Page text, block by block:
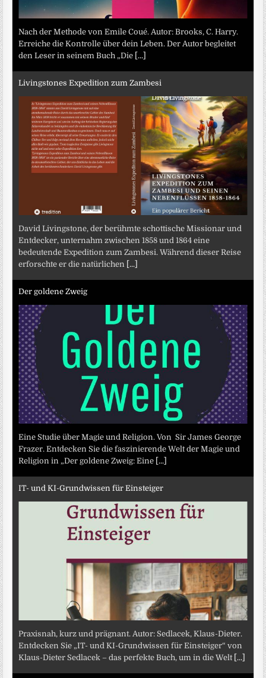
Nach der Methode von Emile Coué. Autor: Brooks, C. Harry.
Erreiche die Kontrolle über dein Leben. Der Autor begleitet
den Leser in seinem Buch „Die [...]
Livingstones Expedition zum Zambesi
David Livingstone, der berühmte schottische Missionar und
Entdecker, unternahm zwischen 1858 und 1864 eine
bedeutende Expedition zum Zambesi. Während dieser Reise
erforschte er die natürlichen
[...]
Der goldene Zweig
Eine Studie über Magie und Religion. Von Sir James George
Frazer. Entdecken Sie die faszinierende Welt der Magie und
Religion in „Der goldene Zweig: Eine [...]
IT- und KI-Grundwissen für Einsteiger
Praxisnah, kurz und prägnant. Autor: Sedlacek, Klaus-Dieter.
Entdecken Sie „IT- und KI-Grundwissen für Einsteiger“ von
Klaus-Dieter Sedlacek – das perfekte Buch, um in die Welt [...]